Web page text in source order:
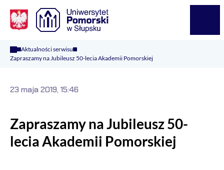
Aktualności serwisu
Zapraszamy na Jubileusz 50-lecia Akademii Pomorskiej
Zapraszamy na Jubileusz 50-
lecia Akademii Pomorskiej
23 maja 2019, 15:46